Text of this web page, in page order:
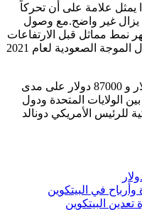
يمثل علامة على أن تحركاً
يزال غير واضح.مع وصول
مستوى 85,000 دولار ظهر نمط مماثل قبل الارتفاعات
والتصحيحات السابقة، بما في ذلك خلال الموجة الصعودية لعام 2021
تاريخياً، تداول البيتكوين بين 75000 دولار و 87000 دولار على مدى
الولايات المتحدة ودول
للرئيس الأمريكي دونالد
وأرباح في البيتكوين
البيتكوين